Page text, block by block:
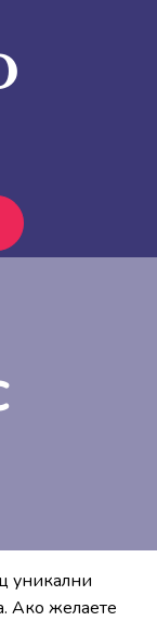
уникални
Ако желаете